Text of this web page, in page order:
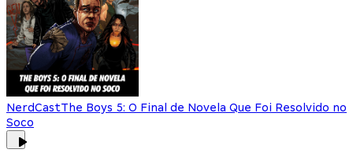
NerdCastThe Boys 5: O Final de Novela Que Foi Resolvido no
Soco